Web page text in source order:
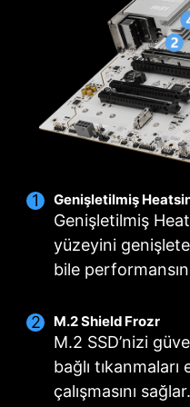
Genişletilmiş
Genişletilmiş
yüzeyini
bile
M.2 Shield Frozr
M.2 SSD’nizi
bağlı tıkanmaları
çalışmasını sağlar.
fanı için
tek bir tıklama ile
bir ısı
ÇOKLU PROFİL
DESTEĞİ